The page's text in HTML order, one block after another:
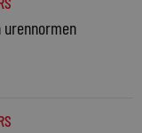
urennormen